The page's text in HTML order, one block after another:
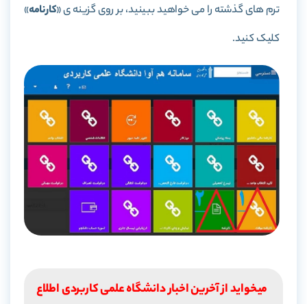
ترم های گذشته را می خواهید ببینید، بر روی گزینه ی «کارنامه»
کلیک کنید.
میخواید از آخرین اخبار دانشگاه علمی کاربردی اطلاع